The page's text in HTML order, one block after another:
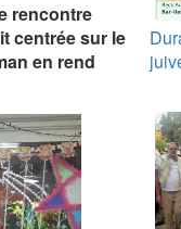
rencontre
centrée sur le
en rend